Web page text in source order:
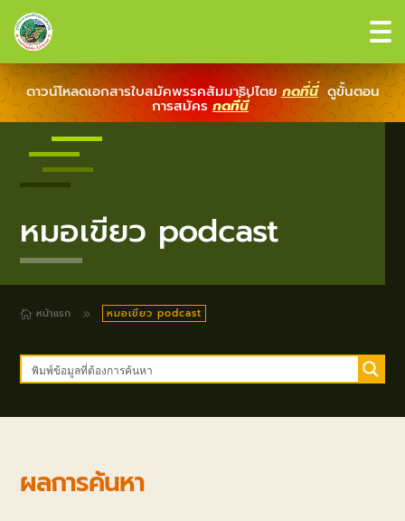
ดาวน์โหลดเอกสารใบสมัคพรรคสัมมาธิปไตย กดที่นี่ ดูขั้นตอน
การสมัครกดที่นี่
หมอเขียว podcast
 หน้าแรก 9 หมอเขียว podcast
ผลการค้นหา